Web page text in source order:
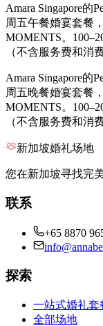
Amara Singapore的
周五午餐婚宴套餐
MOMENTS。
（不含服务费和消
Amara Singapore的
周五晚餐婚宴套餐
MOMENTS。
（不含服务费和消
新加坡婚礼场地
您在新加坡寻找完
联系
+65 8870
探索
一站式婚礼套
全部场地